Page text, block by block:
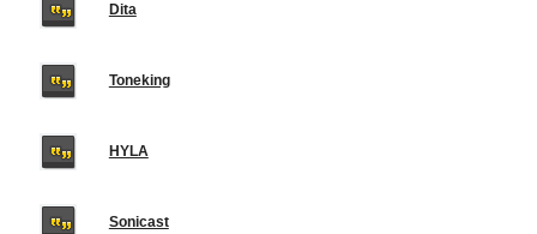
Dita
Toneking
HYLA
Sonicast